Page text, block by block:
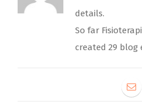
details.
So far
created 29 blog